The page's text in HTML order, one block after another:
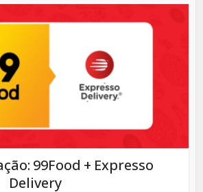
99Food + Expresso
Delivery